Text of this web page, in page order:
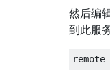
然后编
到此服